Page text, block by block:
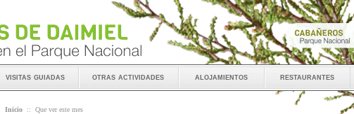
visitas guiadas otras actividades alojamientos restaurantes
Inicio :: Que ver este mes